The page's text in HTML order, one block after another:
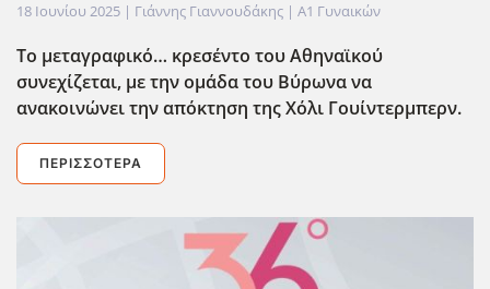
18 Ιουνίου 2025 | Γιάννης Γιαννουδάκης | Α1 Γυναικών
Το μεταγραφικό… κρεσέντο του Αθηναϊκού
συνεχίζεται, με την ομάδα του Βύρωνα να
ανακοινώνει την απόκτηση της Χόλι Γουίντερμπερν.
ΠΕΡΙΣΣΌΤΕΡΑ